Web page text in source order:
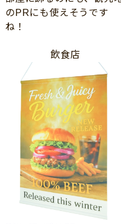
のPRにも使えそうです
ね！
飲食店